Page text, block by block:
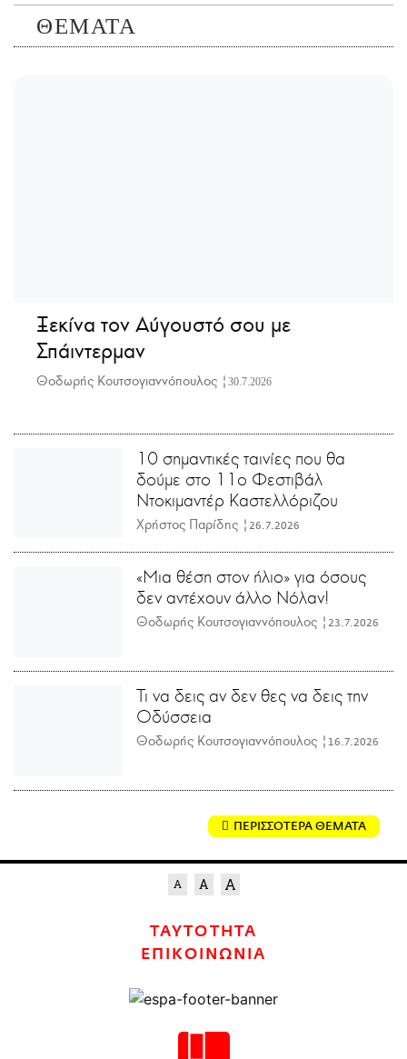
ΘΕΜΑΤΑ
Ξεκίνα τον Αύγουστό σου με
Σπάιντερμαν
Θοδωρής Κουτσογιαννόπουλος | 30.7.2026
10 σημαντικές ταινίες που θα
δούμε στο 11ο Φεστιβάλ
Ντοκιμαντέρ Καστελλόριζου
Χρήστος Παρίδης | 26.7.2026
«Μια θέση στον ήλιο» για όσους
δεν αντέχουν άλλο Νόλαν!
Θοδωρής Κουτσογιαννόπουλος | 23.7.2026
Τι να δεις αν δεν θες να δεις την
Οδύσσεια
Θοδωρής Κουτσογιαννόπουλος | 16.7.2026
ΠΕΡΙΣΣΟΤΕΡΑ ΘΕΜΑΤΑ
ΤΑΥΤΟΤΗΤΑ
ΕΠΙΚΟΙΝΩΝΙΑ